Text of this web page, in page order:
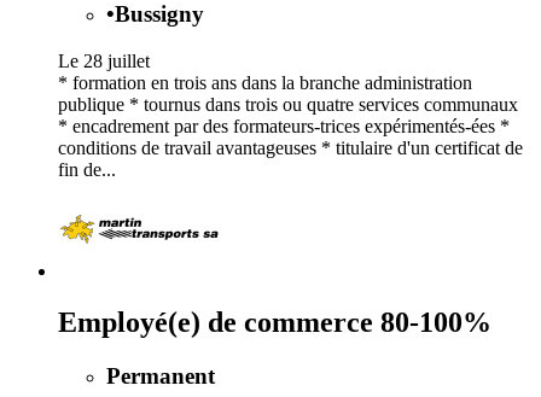
•Bussigny
Le 28 juillet
* formation en trois ans dans la branche administration
publique * tournus dans trois ou quatre services communaux
* encadrement par des formateurs-trices expérimentés-ées *
conditions de travail avantageuses * titulaire d'un certificat de
fin de...
Employé(e) de commerce 80-100%
Permanent